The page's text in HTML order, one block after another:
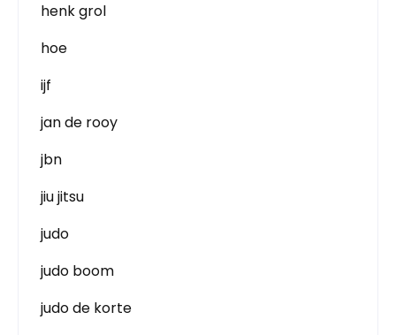
henk grol
hoe
ijf
jan de rooy
jbn
jiu jitsu
judo
judo boom
judo de korte